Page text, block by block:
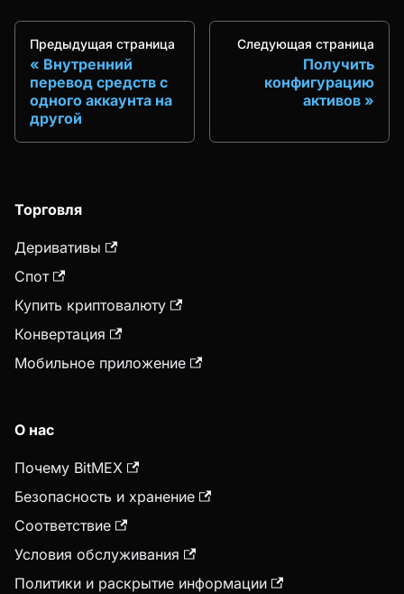
Предыдущая страница
Внутренний
перевод средств с
одного аккаунта на
другой
Следующая страница
Получить
конфигурацию
активов
Торговля
Деривативы
Спот
Купить криптовалюту
Конвертация
Мобильное приложение
О нас
Почему BitMEX
Безопасность и хранение
Соответствие
Условия обслуживания
Политики и раскрытие информации